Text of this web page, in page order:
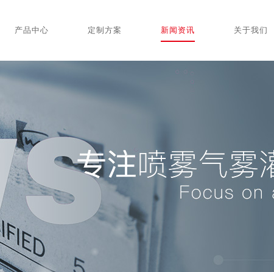
产品中心 定制方案 新闻资讯 关于我们